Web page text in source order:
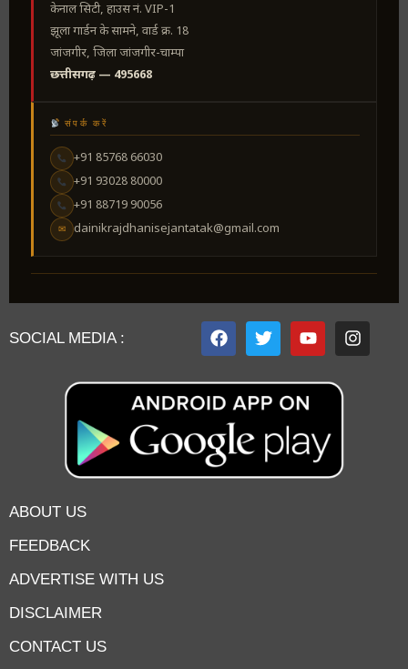
केनाल सिटी, हाउस नं. VIP-1
झूला गार्डन के सामने, वार्ड क्र. 18
जांजगीर, जिला जांजगीर-चाम्पा
छत्तीसगढ़ — 495668
संपर्क करें
+91 85768 66030
+91 93028 80000
+91 88719 90056
✉ dainikrajdhanisejantatak@gmail.com
SOCIAL MEDIA :
ABOUT US
FEEDBACK
ADVERTISE WITH US
DISCLAIMER
CONTACT US